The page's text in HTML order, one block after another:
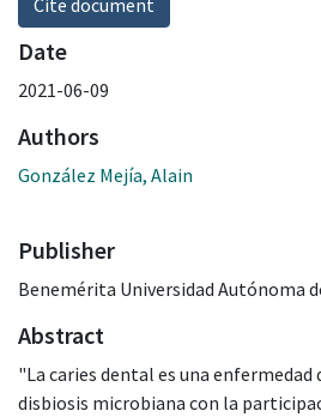
Date
2021-06-09
Authors
González Mejía, Alain
Publisher
Benemérita Universidad Autónoma
Abstract
"La caries dental es una enfermedad
disbiosis microbiana con la